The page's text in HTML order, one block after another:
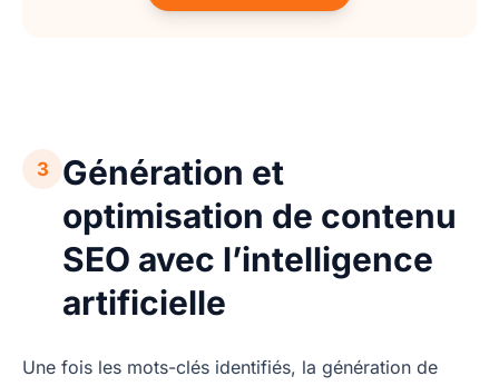
3
Génération et
optimisation de contenu
SEO avec l’intelligence
artificielle
Une fois les mots-clés identifiés, la génération de